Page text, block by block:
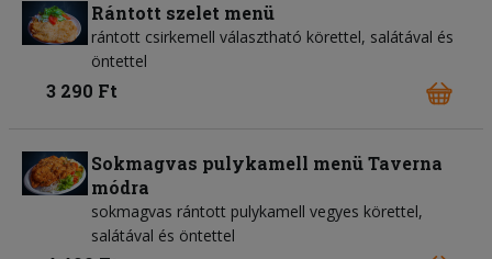
Rántott szelet menü
rántott csirkemell választható körettel, salátával és
öntettel
3 290 Ft
Sokmagvas pulykamell menü Taverna
módra
sokmagvas rántott pulykamell vegyes körettel,
salátával és öntettel